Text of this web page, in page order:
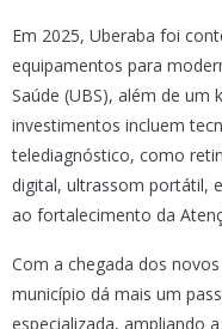
Em 2025, Uberaba foi
equipamentos para
Saúde (UBS), além de um
investimentos incluem
telediagnóstico, como
digital, ultrassom portátil,
ao fortalecimento da
Com a chegada dos
município dá mais um
especializada, ampliando